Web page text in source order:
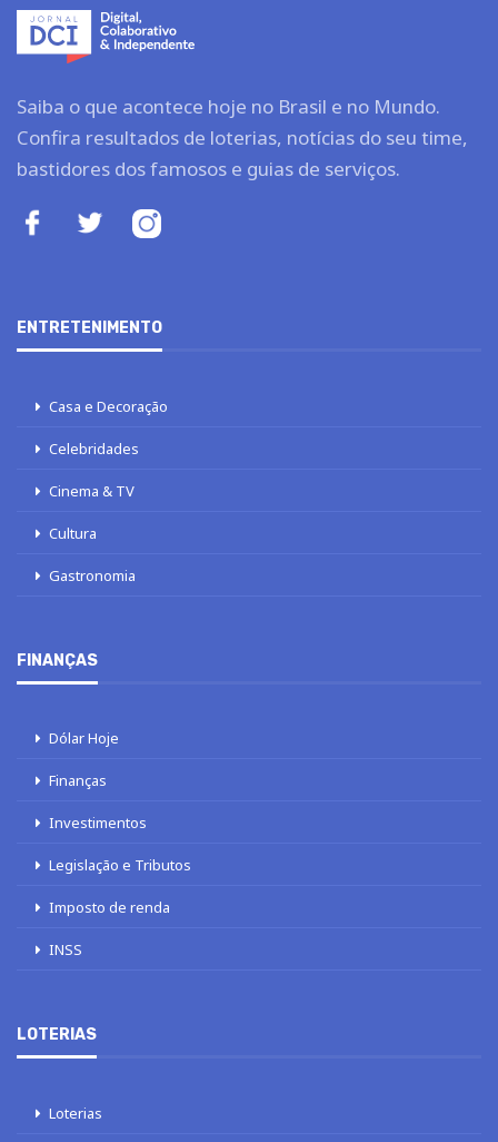
Saiba o que acontece hoje no Brasil e no Mundo.
Confira resultados de loterias, notícias do seu time,
bastidores dos famosos e guias de serviços.
ENTRETENIMENTO
Casa e Decoração
Celebridades
Cinema & TV
Cultura
Gastronomia
FINANÇAS
Dólar Hoje
Finanças
Investimentos
Legislação e Tributos
Imposto de renda
INSS
LOTERIAS
Loterias